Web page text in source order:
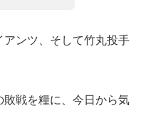
アンツ、そして竹丸投手
戦を糧に、今日から気